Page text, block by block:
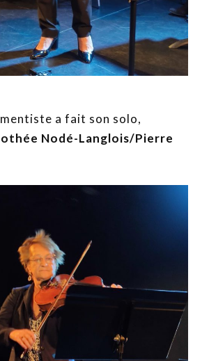
a fait son solo,
Nodé-Langlois/Pierre